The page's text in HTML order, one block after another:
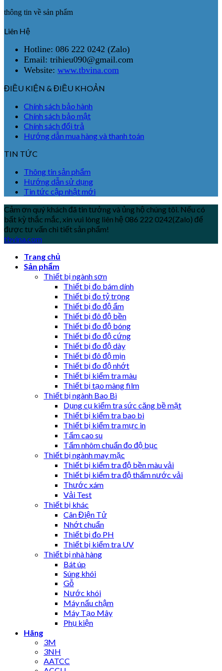
thông tin về sản phẩm
Liên Hệ
Hotline: 086 222 0242 (Zalo)
Email: trihieu090@gmail.com
Website: www.tbvina.com
ĐIỀU KIỆN & ĐIỀU KHOẢN
Chính sách bảo hành
Chính sách bảo mật
Chính sách đổi trả
Hướng dẫn mua hàng và thanh toán
TIN TỨC
Thông tin sản phẩm
Hướng dẫn sử dụng
Tin tức cập nhật mới
Cảm ơn quý khách đã tin tưởng và ủng hộ chúng tôi. Nếu có
bất kỳ thắc mắc, xin vui lòng liên hệ 086 222 0242(Zalo) để
được tư vấn chi tiết sản phẩm!
tbvina.com
Trang chủ
Sản phẩm
Thiết bị ngành sơn
Thiết bị đo bám dính
Thiết bị đo tỷ trọng
Thiết bị đo độ ẩm
Thiết bị đô độ bền
Thiết bị đo độ bóng
Thiết bị đo độ cứng
Thiết bị đo độ dày
Thiết bị đô độ mịn
Thiết bị đo độ nhớt
Thiết bị kiểm tra màu
Thiết bị tạo màng film
Thiết bị ngành Bao Bì
Dụng cụ kiểm tra sức căng bề mặt
Thiết bị kiểm tra bao bì
Thiết bị kiểm tra mực in
Tấm cao su
Tấm nhôm chuẩn đo độ bục
Thiết bị ngành may mặc
Thiết bị kiểm tra độ bền màu vải
Thiết bị kiểm tra độ thấm nước vải
Thước xám
Vải Test
Thiết bị khác
Cân Điện Tử
Nhớt chuẩn
Thiết bị đo PH
Thiết bị kiểm tra UV
Thiết bị nhà hàng
Bát úp
Súng khói
Gỗ
Nước khói
Máy nấu chậm
Máy Tạo Mây
Phụ kiện
Hãng
3M
3NH
AATCC